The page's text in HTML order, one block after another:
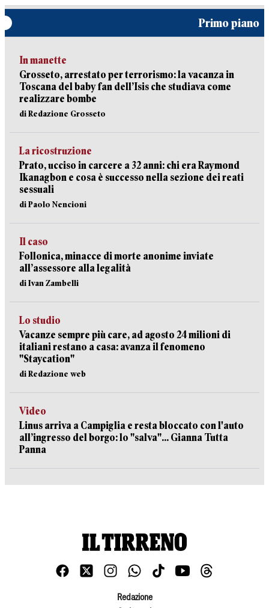
Primo piano
In manette
Grosseto, arrestato per terrorismo: la vacanza in
Toscana del baby fan dell’Isis che studiava come
realizzare bombe
di Redazione Grosseto
La ricostruzione
Prato, ucciso in carcere a 32 anni: chi era Raymond
Ikanagbon e cosa è successo nella sezione dei reati
sessuali
di Paolo Nencioni
Il caso
Follonica, minacce di morte anonime inviate
all’assessore alla legalità
di Ivan Zambelli
Lo studio
Vacanze sempre più care, ad agosto 24 milioni di
italiani restano a casa: avanza il fenomeno
"Staycation"
di Redazione web
Video
Linus arriva a Campiglia e resta bloccato con l'auto
all’ingresso del borgo: lo "salva"... Gianna Tutta
Panna
Redazione